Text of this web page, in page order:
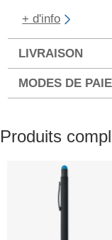
+ d'info
LIVRAISON
MODES DE
Produits